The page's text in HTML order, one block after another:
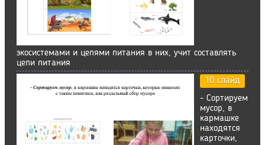
экосистемами и цепями питания в них, учит составлять
цепи питания
10 слайд
- Сортируем
мусор, в
кармашке
находятся
карточки,